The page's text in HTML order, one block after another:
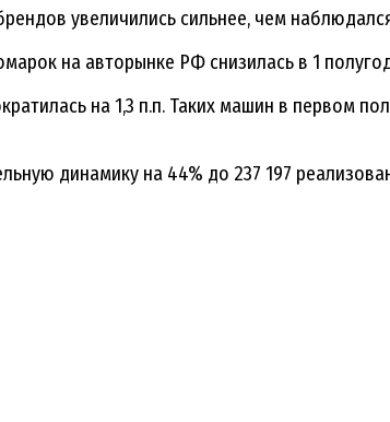
увеличились сильнее, чем
на авторынке РФ снизилась в 1
на 1,3 п.п. Таких машин в первом
динамику на 44% до 237 197